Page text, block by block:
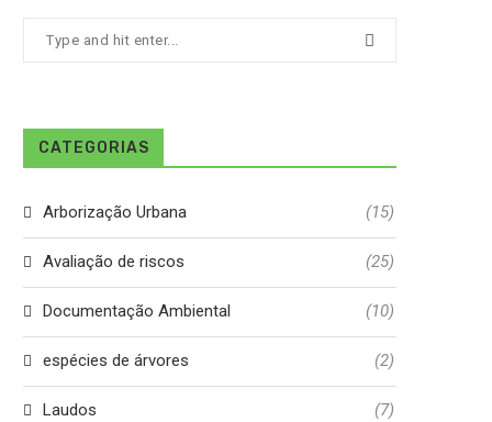
CATEGORIAS
Arborização Urbana (15)
Avaliação de riscos (25)
Documentação Ambiental (10)
espécies de árvores (2)
Laudos (7)